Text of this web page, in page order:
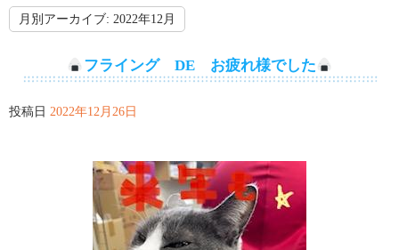
月別アーカイブ: 2022年12月
フライング DE お疲れ様でした
投稿日 2022年12月26日